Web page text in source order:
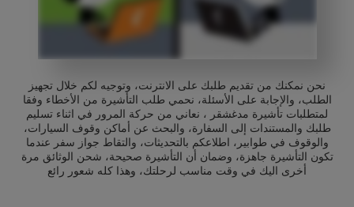
نحن نمكنك من تقديم طلبك على الانترنت، وتوجيه لكم خلال تجهيز
الطلب، والإجابة على الأسئلة، نحمي طلب التأشيرة من الأخطاء وفقا
لمتطلبات تأشيرة مدغشقر ، نعاني من حركة المرور في اثناء تسليم
طلبك والمستندات إلى السفارة، والبحث عن أماكن وقوف السيارات،
والوقوف في طوابير، اطلاعكم بالتحديثات، والتقاط جواز سفر عندما
تكون التأشيرة جاهزة، وضمان أن التأشيرة صحيحة، شحن الوثائق مرة
أخرى اليك في وقت مناسب لرحلتك، وهذا كله شعور رائع